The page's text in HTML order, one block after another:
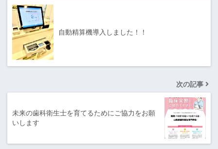
自動精算機導入しました！！
次の記事
未来の歯科衛生士を育てるためにご協力をお願
いします